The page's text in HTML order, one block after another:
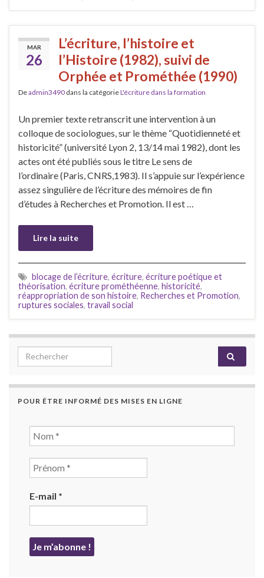
MAR
26
L’écriture, l’histoire et
l’Histoire (1982), suivi de
Orphée et Prométhée (1990)
Deadmin3490 dans la catégorieL'écriture dans la formation
Un premier texte retranscrit une intervention à un
colloque de sociologues, sur le thème “Quotidienneté et
historicité” (université Lyon 2, 13/14 mai 1982), dont les
actes ont été publiés sous le titre Le sens de
l’ordinaire (Paris, CNRS,1983). Il s’appuie sur l’expérience
assez singulière de l’écriture des mémoires de fin
d’études à Recherches et Promotion. Il est …
Lire la suite
blocage de l’écriture, écriture, écriture poétique et
théorisation, écriture prométhéenne, historicité,
réappropriation de son histoire, Recherches et Promotion,
ruptures sociales, travail social
Search for:
POUR ÊTRE INFORMÉ DES MISES EN LIGNE
E-mail *